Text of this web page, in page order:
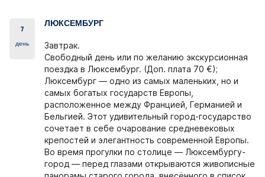
7
день
ЛЮКСЕМБУРГ
Завтрак.
Cвободный день или по желанию экскурсионная
поездка в Люксембург. (Доп. плата 70 €);
Люксембург — одно из самых маленьких, но и
самых богатых государств Европы,
расположенное между Францией, Германией и
Бельгией. Этот удивительный город-государство
сочетает в себе очарование средневековых
крепостей и элегантность современной Европы.
Во время прогулки по столице — Люксембургу-
город — перед глазами открываются живописные